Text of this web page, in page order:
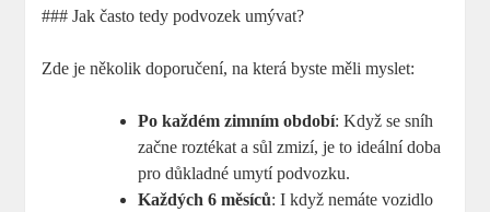
### Jak často tedy podvozek umývat?
Zde je několik doporučení, na která byste měli myslet:
Po každém zimním období: Když se sníh
začne roztékat a sůl zmizí, je to ideální doba
pro důkladné umytí podvozku.
Každých 6 měsíců: I když nemáte vozidlo